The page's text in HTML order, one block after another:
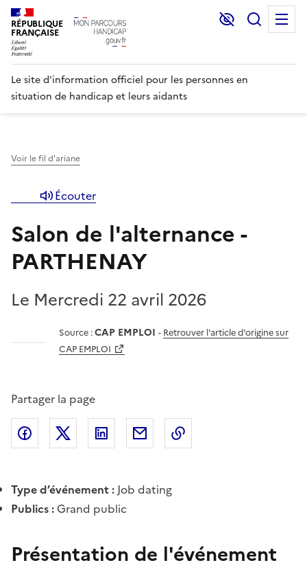
RÉPUBLIQUE
FRANÇAISE
Lecture et
Le site d'information officiel pour les personnes en
situation de handicap et leurs aidants
Voir le fil d'ariane
Écouter
Salon de l'alternance -
PARTHENAY
Le Mercredi 22 avril 2026
Source :CAP EMPLOI - Retrouver l'article d'origine sur
CAP EMPLOI
Partager la page
Partager l'article surFacebook
Partager l'article sur X (anciennement
Partager l'article sur
Partager l'article par courriel
Type d’événement : Job dating
Publics :Grand public
Présentation de l'événement